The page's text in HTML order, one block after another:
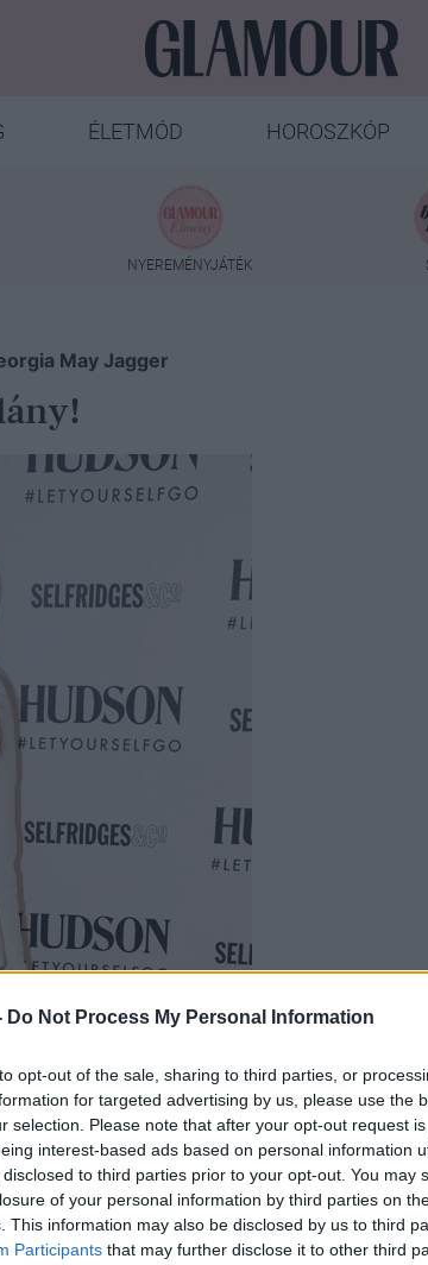
Do Not Process My Personal Information
opt-out of the sale, sharing to third parties, or
for targeted advertising by us, please use the
selection. Please note that after your opt-out request
interest-based ads based on personal information
to third parties prior to your opt-out. You may
of your personal information by third parties on
This information may also be disclosed by us to third
Participants that may further disclose it to other third
ÉLETMÓD HOROSZKÓP
NYEREMÉNYJÁTÉK
May Jagger